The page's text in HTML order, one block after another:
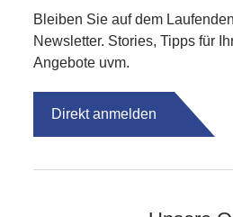
Bleiben Sie auf dem
Newsletter. Stories, Tipps für
Angebote uvm.
Direkt anmelden